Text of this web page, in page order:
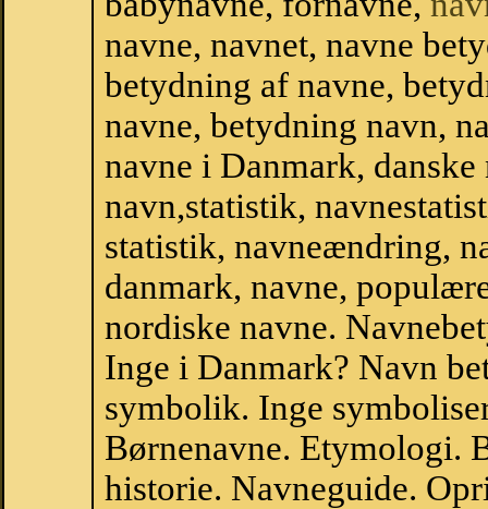
navne, navnet, navne
betydning af navne,
navne, betydning navn,
navne i Danmark,
navn,statistik,
statistik, navneændring,
danmark, navne,
nordiske navne.
Inge i Danmark? Navn
symbolik. Inge
Børnenavne. Etymologi.
historie. Navneguide.